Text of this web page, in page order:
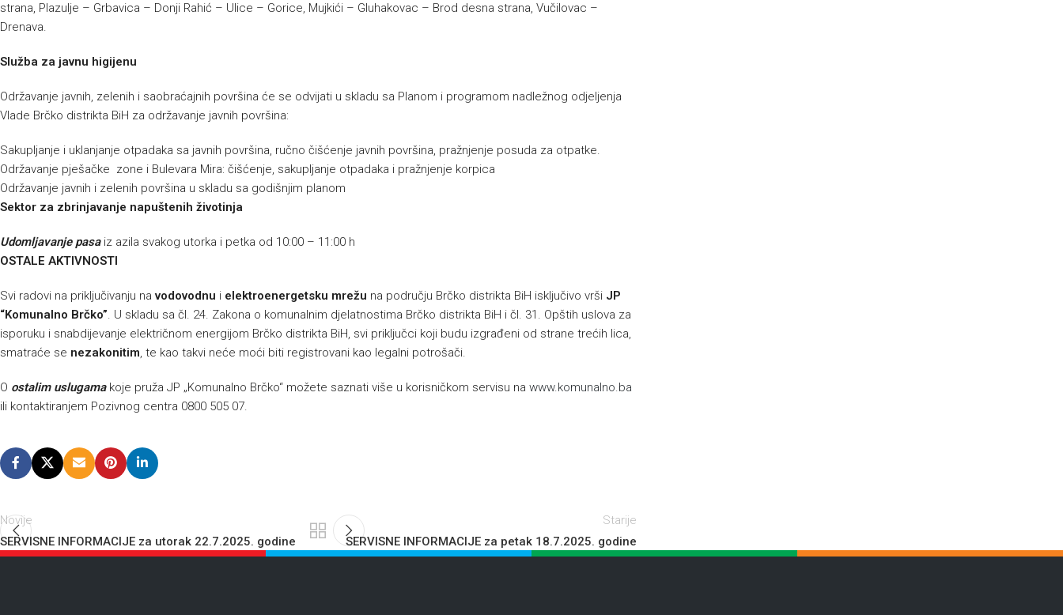
strana, Plazulje – Grbavica – Donji Rahić – Ulice – Gorice, Mujkići – Gluhakovac – Brod desna strana, Vučilovac –
Drenava.
Služba za javnu higijenu
Održavanje javnih, zelenih i saobraćajnih površina će se odvijati u skladu sa Planom i programom nadležnog odjeljenja
Vlade Brčko distrikta BiH za održavanje javnih površina:
Sakupljanje i uklanjanje otpadaka sa javnih površina, ručno čišćenje javnih površina, pražnjenje posuda za otpatke.
Održavanje pješačke zone i Bulevara Mira: čišćenje, sakupljanje otpadaka i pražnjenje korpica
Održavanje javnih i zelenih površina u skladu sa godišnjim planom
Sektor za zbrinjavanje napuštenih životinja
Udomljavanje pasaiz azila svakog utorka i petka od 10:00 – 11:00 h
OSTALE AKTIVNOSTI
Svi radovi na priključivanju navodovodnu i elektroenergetsku mrežu na području Brčko distrikta BiH isključivo vrši JP
“Komunalno Brčko”. U skladu sa čl. 24. Zakona o komunalnim djelatnostima Brčko distrikta BiH i čl. 31. Opštih uslova za
isporuku i snabdijevanje električnom energijom Brčko distrikta BiH, svi priključci koji budu izgrađeni od strane trećih lica,
smatraće se nezakonitim, te kao takvi neće moći biti registrovani kao legalni potrošači.
O ostalim uslugamakoje pruža JP „Komunalno Brčko“ možete saznati više u korisničkom servisu na www.komunalno.ba
ili kontaktiranjem Pozivnog centra 0800 505 07.
Novije
SERVISNE INFORMACIJE za utorak 22.7.2025. godine
Starije
SERVISNE INFORMACIJE za petak 18.7.2025. godine